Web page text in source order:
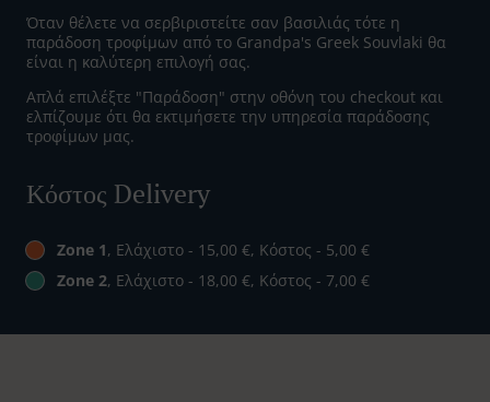
Όταν θέλετε να σερβιριστείτε σαν βασιλιάς τότε η
παράδοση τροφίμων από το Grandpa's Greek Souvlaki θα
είναι η καλύτερη επιλογή σας.
Απλά επιλέξτε "Παράδοση" στην οθόνη του checkout και
ελπίζουμε ότι θα εκτιμήσετε την υπηρεσία παράδοσης
τροφίμων μας.
Κόστος Delivery
Zone 1, Ελάχιστο - 15,00 €, Κόστος - 5,00 €
Zone 2, Ελάχιστο - 18,00 €, Κόστος - 7,00 €